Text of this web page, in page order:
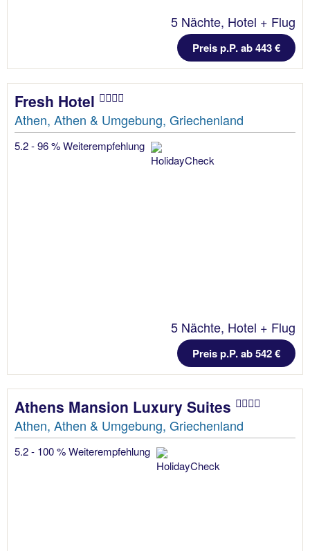
5 Nächte, Hotel + Flug
Preis p.P. ab 443 €
Fresh Hotel
Athen, Athen & Umgebung, Griechenland
5.2 - 96 % Weiterempfehlung
5 Nächte, Hotel + Flug
Preis p.P. ab 542 €
Athens Mansion Luxury Suites
Athen, Athen & Umgebung, Griechenland
5.2 - 100 % Weiterempfehlung